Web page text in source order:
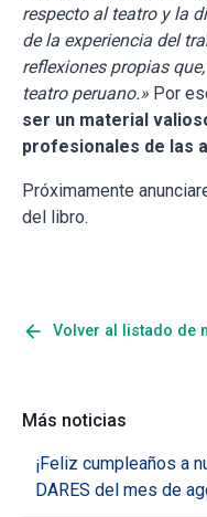
respecto al teatro y la
de la experiencia del
reflexiones propias
teatro peruano.» Por
ser un material
profesionales de las
Próximamente
del libro.
arrow_back Volver al listado de
Más noticias
¡Feliz cumpleaños a
DARES del mes de